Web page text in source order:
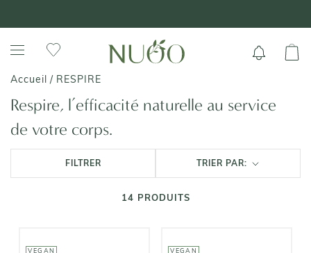
Accueil / RESPIRE
Respire, l’efficacité naturelle au service
de votre corps.
FILTRER TRIER PAR:
14 PRODUITS
VEGAN VEGAN